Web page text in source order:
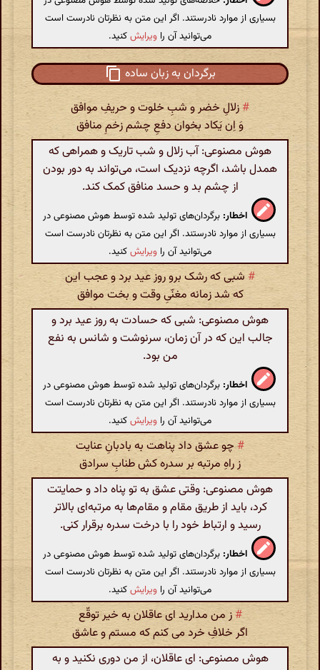
بسیاری از موارد نادرستند. اگر این متن به نظرتان نادرست است
می‌توانید آن را ویرایشکنید.
برگردان به زبان ساده
# زلالِ خضر و شبِ خلوت و حریفِ موافق
وَ اِن یَکاد بخوان دفعِ چشم زخمِ منافق
هوش مصنوعی: آب زلال و شب تاریک و همراهی که
همدل باشد، اگرچه نزدیک است، می‌تواند به دور بودن
از چشم بد و حسد منافق کمک کند.
اخطار: برگردان‌های تولید شده توسط هوش مصنوعی در
بسیاری از موارد نادرستند. اگر این متن به نظرتان نادرست است
می‌توانید آن را ویرایشکنید.
# شبی که رشک برو روز عید برد و عجب این
که شد زمانه مغنّیِ وقت و بخت موافق
هوش مصنوعی: شبی که حسادت به روز عید برد و
جالب این که در آن زمان، سرنوشت و شانس به نفع
من بود.
اخطار: برگردان‌های تولید شده توسط هوش مصنوعی در
بسیاری از موارد نادرستند. اگر این متن به نظرتان نادرست است
می‌توانید آن را ویرایشکنید.
# چو عشق داد پناهت به بادبانِ عنایت
ز راهِ مرتبه بر سدره کش طنابِ سرادق
هوش مصنوعی: وقتی عشق به تو پناه داد و حمایتت
کرد، باید از طریق مقام و مقام‌ها به مرتبه‌ای بالاتر
رسید و ارتباط خود را با درخت سدره برقرار کنی.
اخطار: برگردان‌های تولید شده توسط هوش مصنوعی در
بسیاری از موارد نادرستند. اگر این متن به نظرتان نادرست است
می‌توانید آن را ویرایشکنید.
# ز من مدارید ای عاقلان به خیر توقّع
اگر خلافِ خرد می کنم که مستم و عاشق
هوش مصنوعی: ای عاقلان، از من دوری نکنید و به